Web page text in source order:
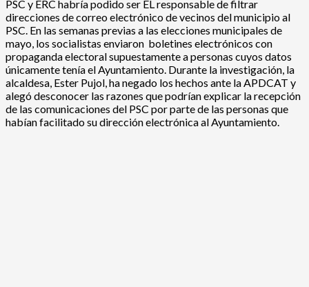
PSC y ERC habría podido ser EL responsable de filtrar
direcciones de correo electrónico de vecinos del municipio al
PSC. En las semanas previas a las elecciones municipales de
mayo, los socialistas enviaron boletines electrónicos con
propaganda electoral supuestamente a personas cuyos datos
únicamente tenía el Ayuntamiento. Durante la investigación, la
alcaldesa, Ester Pujol, ha negado los hechos ante la APDCAT y
alegó desconocer las razones que podrían explicar la recepción
de las comunicaciones del PSC por parte de las personas que
habían facilitado su dirección electrónica al Ayuntamiento.